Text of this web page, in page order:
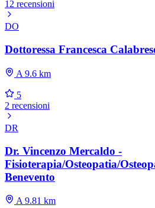
12 recensioni
DO
Dottoressa Francesca
A 9.6 km
5
2 recensioni
DR
Dr. Vincenzo Mercaldo -
Fisioterapia/Osteopatia/
Benevento
A 9.81 km